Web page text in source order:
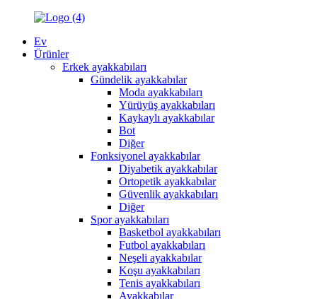
Ev
Ürünler
Erkek ayakkabıları
Gündelik ayakkabılar
Moda ayakkabıları
Yürüyüş ayakkabıları
Kaykaylı ayakkabılar
Bot
Diğer
Fonksiyonel ayakkabılar
Diyabetik ayakkabılar
Ortopetik ayakkabılar
Güvenlik ayakkabıları
Diğer
Spor ayakkabıları
Basketbol ayakkabıları
Futbol ayakkabıları
Neşeli ayakkabılar
Koşu ayakkabıları
Tenis ayakkabıları
Ayakkabılar